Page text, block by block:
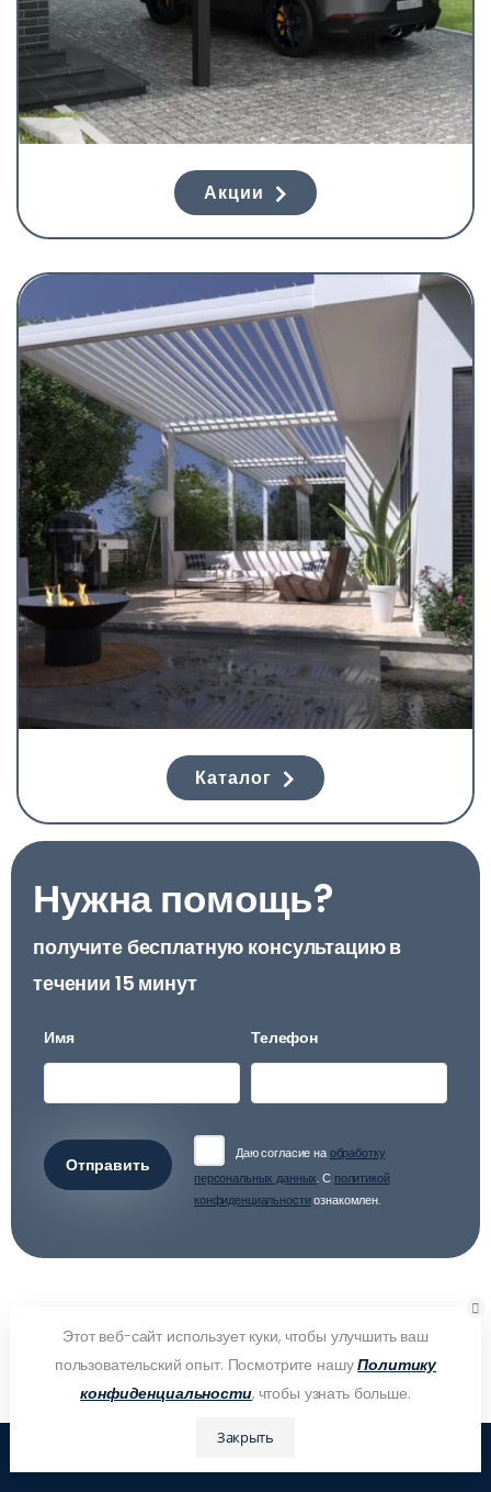
Акции
Каталог
Нужна помощь?
получите бесплатную консультацию в
течении 15 минут
Имя Телефон
Отправить
Даю согласие наобработку
персональных данных. С политикой
конфиденциальностиознакомлен.
Этот веб-сайт использует куки, чтобы улучшить ваш
пользовательский опыт. Посмотрите нашуПолитику
конфиденциальности, чтобы узнать больше.
Закрыть